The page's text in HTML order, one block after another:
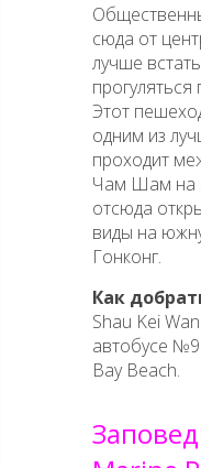
сюда от
лучше
прогуляться
Этот
одним из
проходит
Чам Шам на
отсюда
виды на
Гонконг.
Как
Shau Kei
автобусе №9
Bay Beach.